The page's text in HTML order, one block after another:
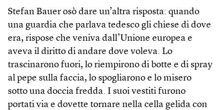
Stefan Bauer osò dare un’altra risposta: quando
una guardia che parlava tedesco gli chiese di dove
era, rispose che veniva dall’Unione europea e
aveva il diritto di andare dove voleva. Lo
trascinarono fuori, lo riempirono di botte e di spray
al pepe sulla faccia, lo spogliarono e lo misero
sotto una doccia fredda. I suoi vestiti furono
portati via e dovette tornare nella cella gelida con